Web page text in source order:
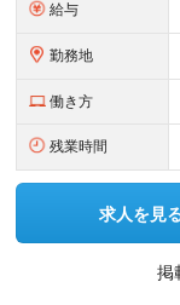
給与
勤務地
働き方
残業時間
求人を見
掲